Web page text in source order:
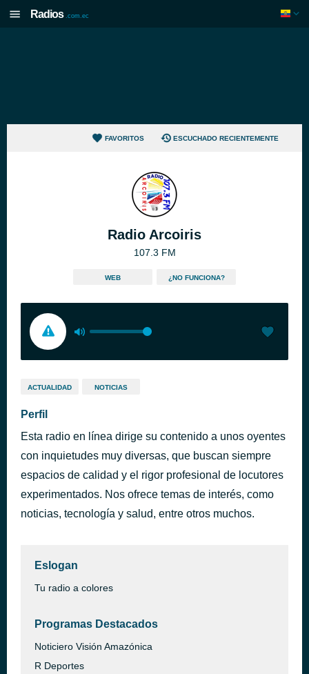
Radios .com.ec
FAVORITOS ESCUCHADO RECIENTEMENTE
Radio Arcoiris
107.3 FM
WEB ¿NO FUNCIONA?
ACTUALIDAD NOTICIAS
Perfil
Esta radio en línea dirige su contenido a unos oyentes
con inquietudes muy diversas, que buscan siempre
espacios de calidad y el rigor profesional de locutores
experimentados. Nos ofrece temas de interés, como
noticias, tecnología y salud, entre otros muchos.
Eslogan
Tu radio a colores
Programas Destacados
Noticiero Visión Amazónica
R Deportes